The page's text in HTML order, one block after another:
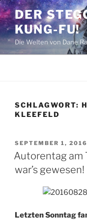
Zum
Inhalt
springen
DER
KUNG-FU!
Die Welten von Dane
SCHLAGWORT:
KLEEFELD
VERÖFFENTLICHT
AM
SEPTEMBER 1, 2016
Autorentag am
war’s gewesen!
Letzten Sonntag